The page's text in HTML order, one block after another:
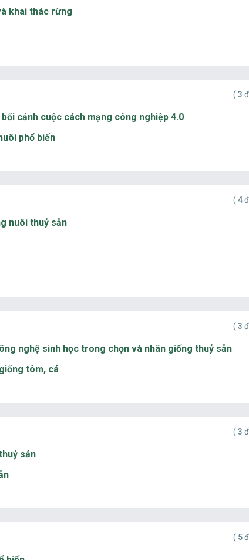
khai thác rừng
( 3
cảnh cuộc cách mạng công nghiệp 4.0
phổ biến
( 4
nuôi thuỷ sản
( 3
nghệ sinh học trong chọn và nhân giống thuỷ sản
tôm, cá
( 3
sản
( 5